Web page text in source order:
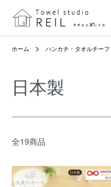
ホーム ハンカチ・タオルチーフ
日本製
全19商品